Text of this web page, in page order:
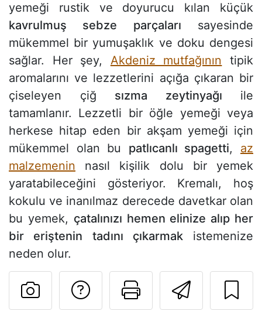
yemeği rustik ve doyurucu kılan küçük
kavrulmuş sebze parçaları sayesinde
mükemmel bir yumuşaklık ve doku dengesi
sağlar. Her şey, Akdeniz mutfağının tipik
aromalarını ve lezzetlerini açığa çıkaran bir
çiseleyen çiğ sızma zeytinyağı ile
tamamlanır. Lezzetli bir öğle yemeği veya
herkese hitap eden bir akşam yemeği için
mükemmel olan bu patlıcanlı spagetti, az
malzemenin nasıl kişilik dolu bir yemek
yaratabileceğini gösteriyor. Kremalı, hoş
kokulu ve inanılmaz derecede davetkar olan
bu yemek, çatalınızı hemen elinize alıp her
bir eriştenin tadını çıkarmakistemenize
neden olur.
Bu sayfayı
Tarif sahibine bir